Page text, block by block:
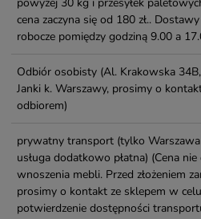
cena zaczyna się od 180 zł..
robocze pomiędzy godziną 9.00 a
Odbiór osobisty (Al. Krakowska
Janki k. Warszawy, prosimy o
odbiorem)
prywatny transport (tylko
usługa dodatkowo płatna) (Cena
wnoszenia mebli. Przed złożeniem
prosimy o kontakt ze sklepem w celu
potwierdzenie dostępności